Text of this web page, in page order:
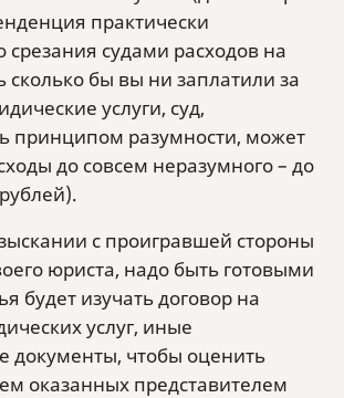
практически
срезания судами расходов на
сколько бы вы ни заплатили за
услуги, суд,
принципом разумности, может
до совсем неразумного – до
с проигравшей стороны
юриста, надо быть готовыми
будет изучать договор на
услуг, иные
документы, чтобы оценить
оказанных представителем